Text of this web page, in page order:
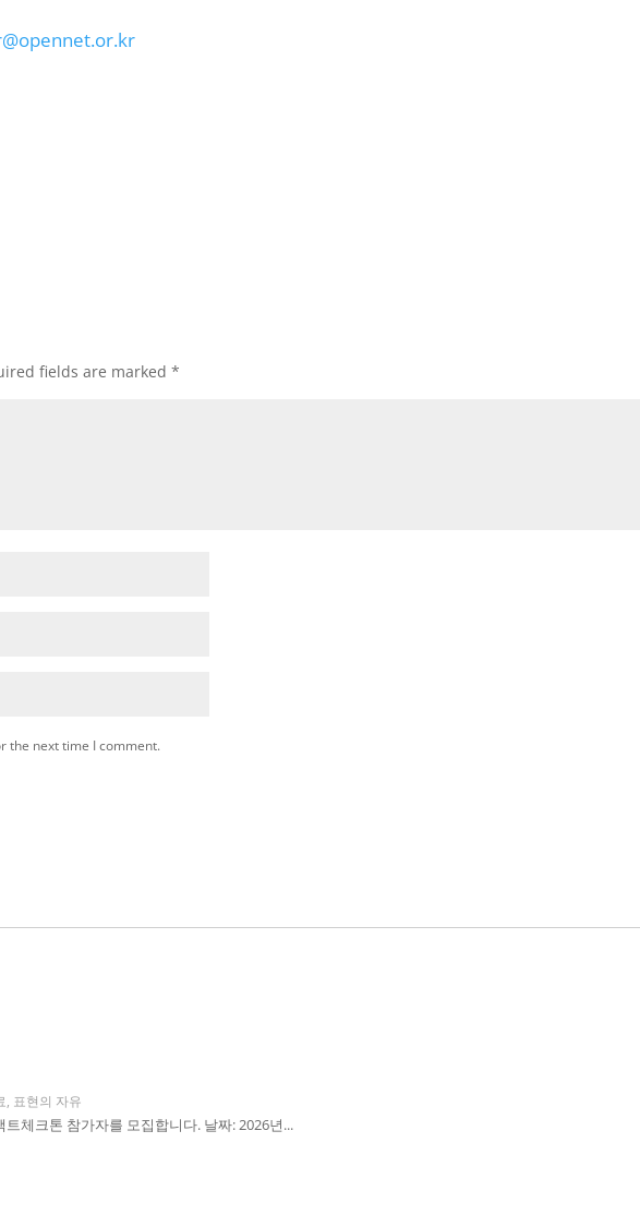
fields are marked*
the next time I comment.
, 표현의 자유
체크톤 참가자를 모집합니다. 날짜: 2026년...